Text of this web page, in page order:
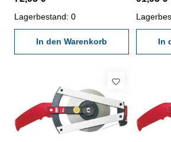
kugelgelagert- ergonomische
Form mit Griffnoppen-
einklappbarer Kurbelarm und
Parkposition für den
Bandanfang zum Schutz vor
weiß lackiertes Bandmaß aus
rostgeschütztem Stahl- mit
Flextop- Anfangsbeschlag aus
transparentem, hochflexiblem
Kunststoff, vermindert
Lagerbestand: 0
In den Warenkorb
Form mit
weiß
In